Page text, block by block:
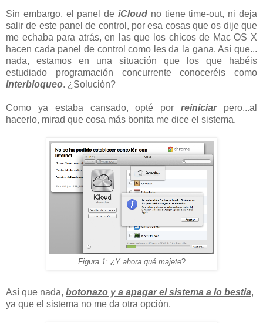
Sin embargo, el panel de iCloud no tiene time-out, ni deja
salir de este panel de control, por esa cosas que os dije que
me echaba para atrás, en las que los chicos de Mac OS X
hacen cada panel de control como les da la gana. Así que...
nada, estamos en una situación que los que habéis
estudiado programación concurrente conoceréis como
Interbloqueo. ¿Solución?
Como ya estaba cansado, opté porreiniciarpero...al
hacerlo, mirad que cosa más bonita me dice el sistema.
Figura 1: ¿Y ahora qué majete?
Así que nada, botonazo y a apagar el sistema a lo bestia,
ya que el sistema no me da otra opción.